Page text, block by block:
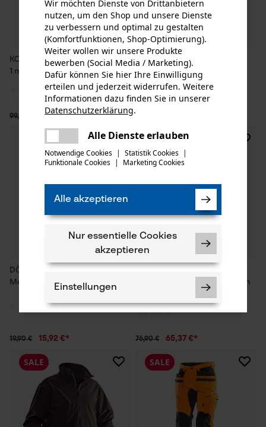
KOX Warn-/Tarnnetz Wald 4 x
1 m mit Edelstahlüsen
99,90 € 69,94 €*
KOX Tarnnetz Mais 4 x 1 m
ohne Ösen
DÖRR Zahlenschloss 3-stellig
Medium
19,90 € 15,92 €*
Unterhose Lifa Merino Green
SALE
76,90 € 65,37 €*
SALE SALE
Wir möchten Dienste von Drittanbietern
nutzen, um den Shop und unsere Dienste
zu verbessern und optimal zu gestalten
(Komfortfunktionen, Shop-Optimierung).
Weiter wollen wir unsere Produkte
bewerben (Social Media / Marketing).
Dafür können Sie hier Ihre Einwilligung
erteilen und jederzeit widerrufen. Weitere
Informationen dazu finden Sie in unserer
Datenschutzerklärung.
Alle Dienste erlauben
Notwendige Cookies | Statistik Cookies |
Funktionale Cookies | Marketing Cookies
Alle akzeptieren
Nur essentielle Cookies
akzeptieren
Einstellungen
Notwendige Cookies
Es ist ein Fehler aufgetreten. Bitte
versuchen Sie es erneut.
mail